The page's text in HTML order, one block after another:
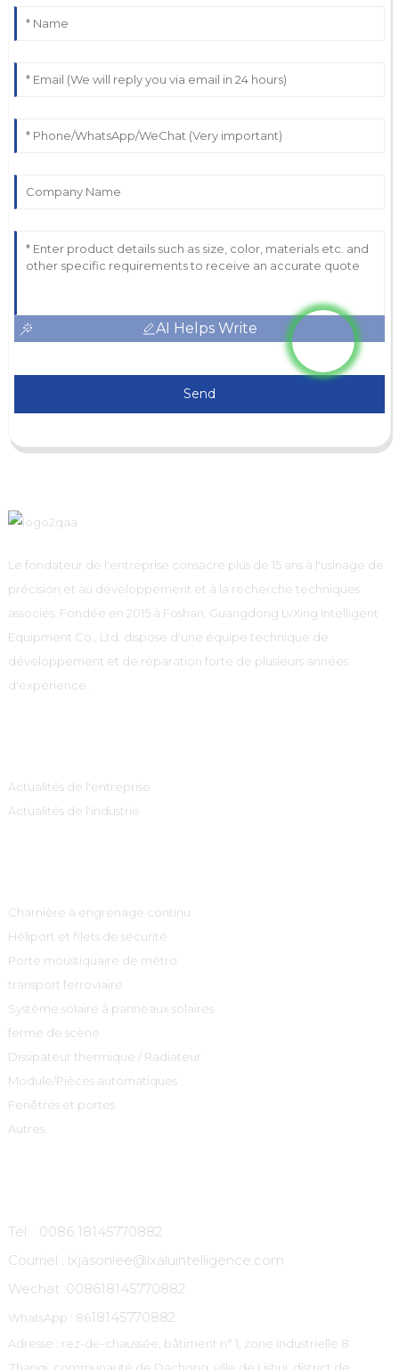
AI Helps Write
Send
Le fondateur de l'entreprise consacre plus de 15 ans à l'usinage de
précision et au développement et à la recherche techniques
associés. Fondée en 2015 à Foshan, Guangdong LvXing Intelligent
Equipment Co., Ltd. dispose d'une équipe technique de
développement et de réparation forte de plusieurs années
d'expérience.
Actualités de l'entreprise
Actualités de l'industrie
Charnière à engrenage continu
Héliport et filets de sécurité
Porte moustiquaire de métro
transport ferroviaire
Système solaire à panneaux solaires
ferme de scène
Dissipateur thermique / Radiateur
Module/Pièces automatiques
Fenêtres et portes
Autres
Tél. : 0086 18145770882
Courriel : lxjasonlee@lxaluintelligence.com
Wechat :008618145770882
WhatsApp : 8618145770882
Adresse : rez-de-chaussée, bâtiment n° 1, zone industrielle 8